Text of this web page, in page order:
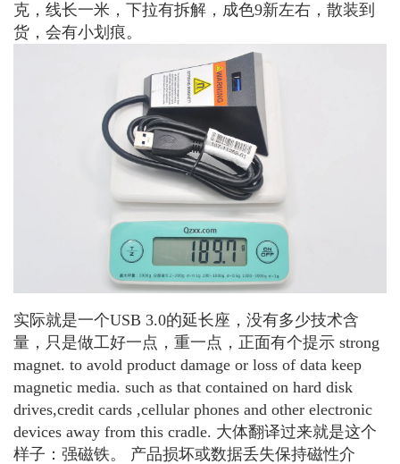
克，线长一米，下拉有拆解，成色9新左右，散装到
货，会有小划痕。
实际就是一个USB 3.0的延长座，没有多少技术含
量，只是做工好一点，重一点，正面有个提示 strong
magnet. to avold product damage or loss of data keep
magnetic media. such as that contained on hard disk
drives,credit cards ,cellular phones and other electronic
devices away from this cradle. 大体翻译过来就是这个
样子：强磁铁。 产品损坏或数据丢失保持磁性介